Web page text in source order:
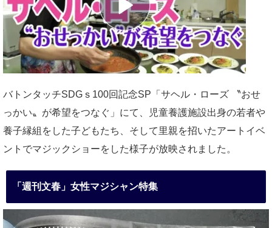
バトンタッチSDGｓ100回記念SP「サヘル・ローズ 〝おせ
っかい〟が希望をつなぐ」にて、児童養護施設出身の若者や
養子縁組をした子どもたち、そして里親を招いたアートイベ
ントでマジックショーをした様子が放映されました。
「週刊文春」女性マジシャン特集